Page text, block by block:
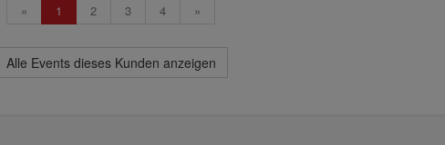
« 1 2 3 4 »
Alle Events dieses Kunden anzeigen